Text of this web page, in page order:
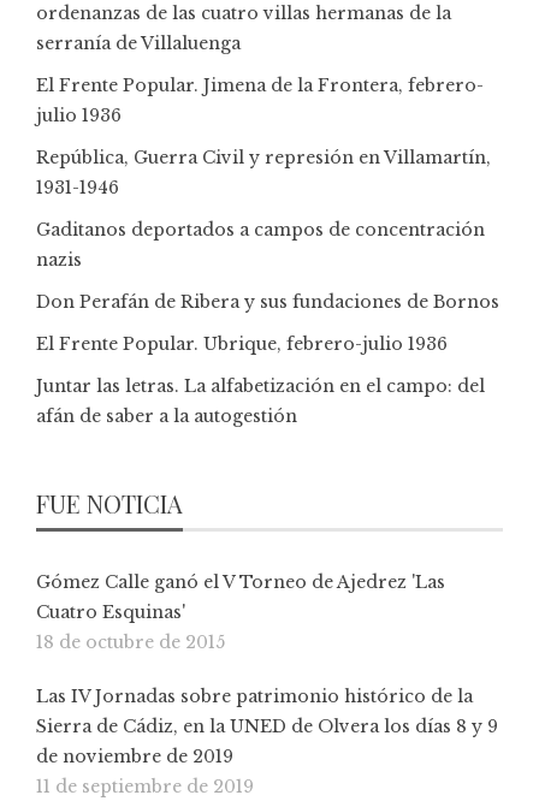
ordenanzas de las cuatro villas hermanas de la
serranía de Villaluenga
El Frente Popular. Jimena de la Frontera, febrero-
julio 1936
República, Guerra Civil y represión en Villamartín,
1931-1946
Gaditanos deportados a campos de concentración
nazis
Don Perafán de Ribera y sus fundaciones de Bornos
El Frente Popular. Ubrique, febrero-julio 1936
Juntar las letras. La alfabetización en el campo: del
afán de saber a la autogestión
FUE NOTICIA
Gómez Calle ganó el V Torneo de Ajedrez 'Las
Cuatro Esquinas'
18 de octubre de 2015
Las IV Jornadas sobre patrimonio histórico de la
Sierra de Cádiz, en la UNED de Olvera los días 8 y 9
de noviembre de 2019
11 de septiembre de 2019